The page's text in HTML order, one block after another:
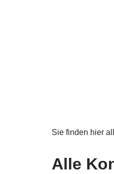
Sie finden hier
Alle